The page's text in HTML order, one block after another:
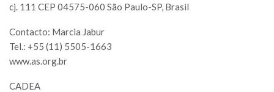
cj. 111 CEP 04575-060 São Paulo-SP, Brasil
Contacto: Marcia Jabur
Tel.: +55 (11) 5505-1663
www.as.org.br
CADEA